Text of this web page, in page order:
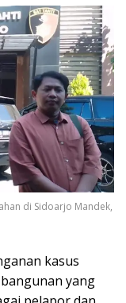
di Sidoarjo Mandek,
kasus
yang